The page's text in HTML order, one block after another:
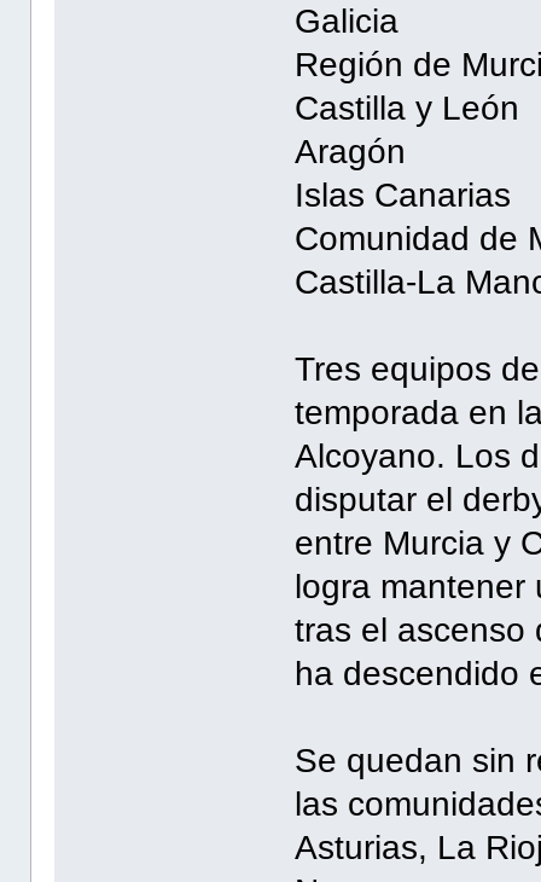
Galicia 2
Región de
Castilla y
Aragón
Islas
Comunidad
Castilla-La
Tres equipos
temporada en
Alcoyano. Los
disputar el
entre Murcia y
logra mantener
tras el ascenso
ha descendido
Se quedan sin
las
Asturias, La